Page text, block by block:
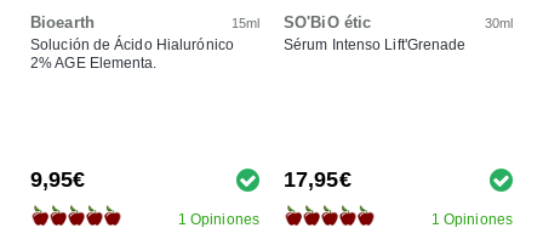
Bioearth 15ml
Solución de Ácido Hialurónico
2% AGE Elementa.
9,95€
1 Opiniones
SO'BiO étic 30ml
Sérum Intenso Lift'Grenade
17,95€
1 Opiniones